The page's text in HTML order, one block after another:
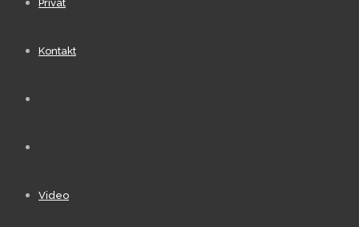
Privat
Kontakt
Video